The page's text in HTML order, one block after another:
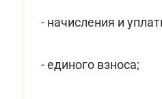
- начисления и
- единого взноса;